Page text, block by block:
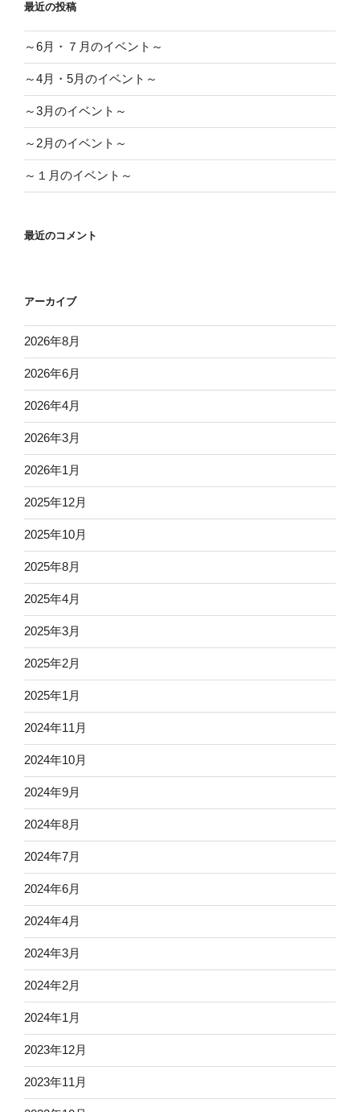
最近の投稿
～6月・７月のイベント～
～4月・5月のイベント～
～3月のイベント～
～2月のイベント～
～１月のイベント～
最近のコメント
アーカイブ
2026年8月
2026年6月
2026年4月
2026年3月
2026年1月
2025年12月
2025年10月
2025年8月
2025年4月
2025年3月
2025年2月
2025年1月
2024年11月
2024年10月
2024年9月
2024年8月
2024年7月
2024年6月
2024年4月
2024年3月
2024年2月
2024年1月
2023年12月
2023年11月